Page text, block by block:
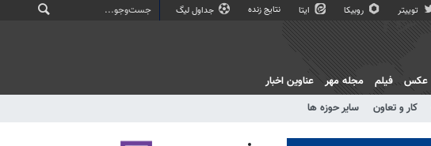
توییتر روبیکا ایتا نتایج زنده جداول لیگ
کار و تعاون سایر حوزه ها
عکس فیلم مجله مهر عناوین اخبار